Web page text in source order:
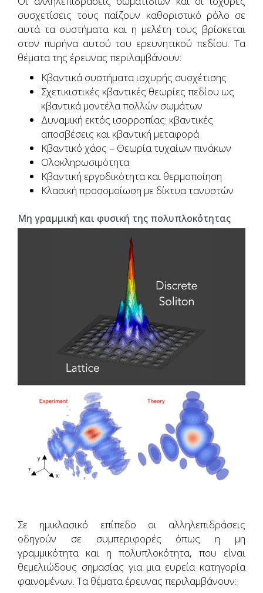
συσχετίσεις τους παίζουν καθοριστικό ρόλο σε
αυτά τα συστήματα και η μελέτη τους βρίσκεται
στον πυρήνα αυτού του ερευνητικού πεδίου. Τα
θέματα της έρευνας περιλαμβάνουν:
Κβαντικά συστήματα ισχυρής συσχέτισης
Σχετικιστικές κβαντικές θεωρίες πεδίου ως
κβαντικά μοντέλα πολλών σωμάτων
Δυναμική εκτός ισορροπίας: κβαντικές
αποσβέσεις και κβαντική μεταφορά
Κβαντικό χάος – Θεωρία τυχαίων πινάκων
Ολοκληρωσιμότητα
Κβαντική εργοδικότητα και θερμοποίηση
Κλασική προσομοίωση με δίκτυα τανυστών
Μη γραμμική και φυσική της πολυπλοκότητας
Σε ημικλασικό επίπεδο οι αλληλεπιδράσεις
οδηγούν σε συμπεριφορές όπως η μη
γραμμικότητα και η πολυπλοκότητα, που είναι
θεμελιώδους σημασίας για μια ευρεία κατηγορία
φαινομένων. Τα θέματα έρευνας περιλαμβάνουν: